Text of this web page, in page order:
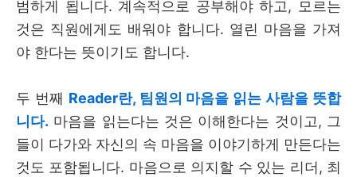
범하게 됩니다. 계속적으로 공부해야 하고, 모르는
것은 직원에게도 배워야 합니다. 열린 마음을 가져
야 한다는 뜻이기도 합니다.
두 번째 Reader란, 팀원의 마음을 읽는 사람을 뜻합
니다. 마음을 읽는다는 것은 이해한다는 것이고, 그
들이 다가와 자신의 속 마음을 이야기하게 만든다는
것도 포함됩니다. 마음으로 의지할 수 있는 리더, 최